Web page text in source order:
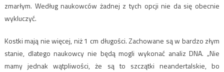
zmarłym. Według naukowców żadnej z tych opcji nie da się obecnie
wykluczyć.
Kostki mają nie więcej, niż 1 cm długości. Zachowane są w bardzo złym
stanie, dlatego naukowcy nie będą mogli wykonać analiz DNA. „Nie
mamy jednak wątpliwości, że są to szczątki neandertalskie, bo